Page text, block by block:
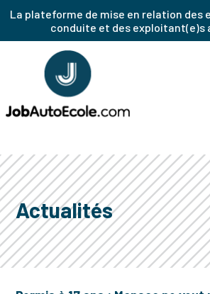
La plateforme de mise en relation des
conduite et des exploitant(e)s
Actualités